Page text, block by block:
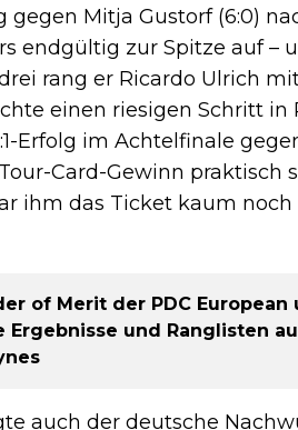
gegen Mitja Gustorf (6:0)
endgültig zur Spitze auf –
rang er Ricardo Ulrich
einen riesigen Schritt in
Erfolg im Achtelfinale
Card-Gewinn praktisch
ihm das Ticket kaum noch
of Merit der PDC European
Ergebnisse und Ranglisten
auch der deutsche